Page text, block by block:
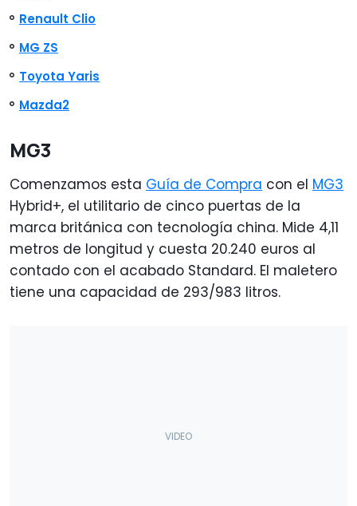
Renault Clio
MG ZS
Toyota Yaris
Mazda2
MG3
Comenzamos esta Guía de Compra con el MG3
Hybrid+, el utilitario de cinco puertas de la
marca británica con tecnología china. Mide 4,11
metros de longitud y cuesta 20.240 euros al
contado con el acabado Standard. El maletero
tiene una capacidad de 293/983 litros.